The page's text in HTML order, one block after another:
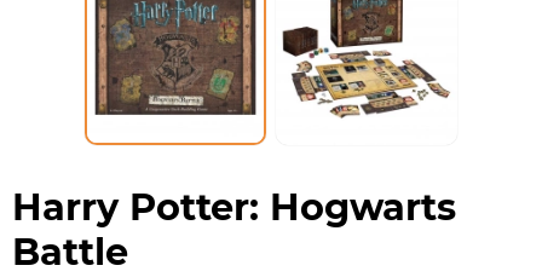
Harry Potter: Hogwarts
Battle